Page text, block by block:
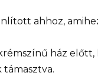
ahhoz,
ház
támasztva.